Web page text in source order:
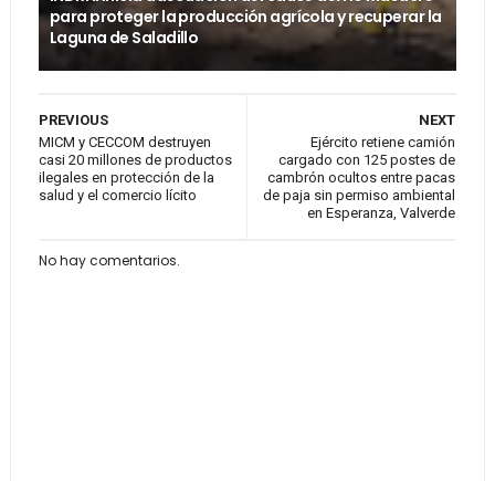
para proteger la producción agrícola y recuperar la
Laguna de Saladillo
NEXT
Ejército retiene camión
cargado con 125 postes de
cambrón ocultos entre pacas
de paja sin permiso ambiental
en Esperanza, Valverde
PREVIOUS
MICM y CECCOM destruyen
casi 20 millones de productos
ilegales en protección de la
salud y el comercio lícito
No hay comentarios.